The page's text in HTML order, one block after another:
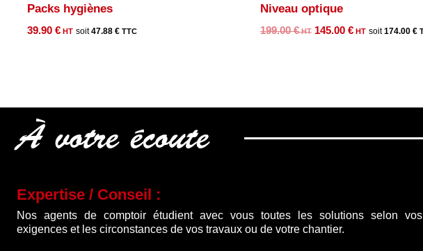
Packs hygiènes
39.90 € 47.88 €
Niveau optique
199.00€
Le
145.00 €
Le
174.00 €
À votre écoute
Expertise / Conseil :
Nos agents de comptoir étudient avec vous toutes les solutions selon vos
exigences et les circonstances de vos travaux ou de votre chantier.